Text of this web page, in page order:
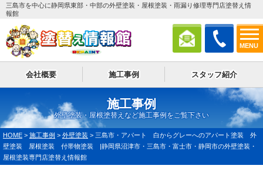
MENU
三島市を中心に静岡県東部・中部の外壁塗装・屋根塗装・雨漏り修理専門店塗替え情
報館
会社概要 施工事例 スタッフ紹介
施工事例
外壁塗装・屋根塗替えなど施工事例をご覧下さい
HOME > 施工事例 > 外壁塗装 > 三島市・アパート 白からグレーへのアパート塗装 外
壁塗装 屋根塗装 付帯物塗装 |静岡県沼津市・三島市・富士市・静岡市の外壁塗装・
屋根塗装専門店塗替え情報館